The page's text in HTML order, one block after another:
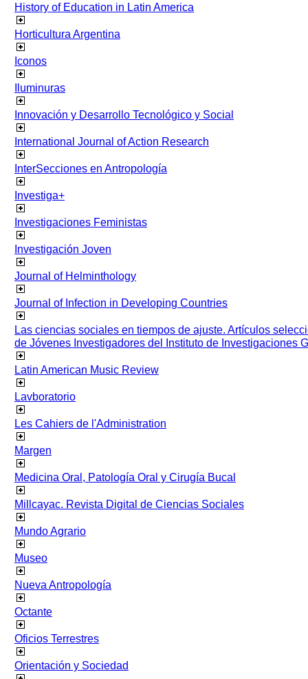
History of Education in Latin America
Horticultura Argentina
Iconos
Iluminuras
Innovación y Desarrollo Tecnológico y Social
International Journal of Action Research
InterSecciones en Antropología
Investiga+
Investigaciones Feministas
Investigación Joven
Journal of Helminthology
Journal of Infection in Developing Countries
Las ciencias sociales en tiempos de ajuste. Artículos
de Jóvenes Investigadores del Instituto de Investigaciones
Latin American Music Review
Lavboratorio
Les Cahiers de l'Administration
Margen
Medicina Oral, Patología Oral y Cirugía Bucal
Millcayac. Revista Digital de Ciencias Sociales
Mundo Agrario
Museo
Nueva Antropología
Octante
Oficios Terrestres
Orientación y Sociedad